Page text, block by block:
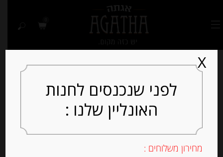
לפני שנכנסים לחנות
האונליין שלנו :
מחירון משלוחים :
X